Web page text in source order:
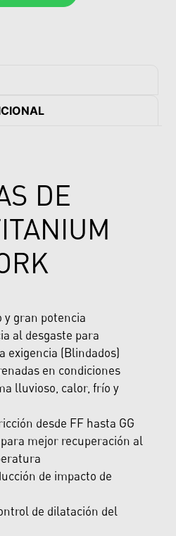
DE
y gran potencia
al desgaste para
exigencia (Blindados)
en condiciones
lluvioso, calor, frío y
desde FF hasta GG
mejor recuperación al
de impacto de
de dilatación del